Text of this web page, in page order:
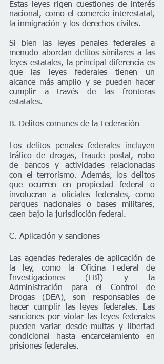
Estas leyes rigen cuestiones de interés
nacional, como el comercio interestatal,
la inmigración y los derechos civiles.
Si bien las leyes penales federales a
menudo abordan delitos similares a las
leyes estatales, la principal diferencia es
que las leyes federales tienen un
alcance más amplio y se pueden hacer
cumplir a través de las fronteras
estatales.
B. Delitos comunes de la Federación
Los delitos penales federales incluyen
tráfico de drogas, fraude postal, robo
de bancos y actividades relacionadas
con el terrorismo. Además, los delitos
que ocurren en propiedad federal o
involucran a oficiales federales, como
parques nacionales o bases militares,
caen bajo la jurisdicción federal.
C. Aplicación y sanciones
Las agencias federales de aplicación de
la ley, como la Oficina Federal de
Investigaciones (FBI) y la
Administración para el Control de
Drogas (DEA), son responsables de
hacer cumplir las leyes federales. Las
sanciones por violar las leyes federales
pueden variar desde multas y libertad
condicional hasta encarcelamiento en
prisiones federales.